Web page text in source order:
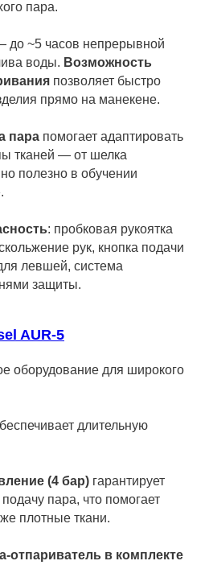
пара.
до ~5 часов непрерывной
воды. Возможность
позволяет быстро
прямо на манекене.
пара помогает адаптировать
тканей — от шелка
полезно в обучении
: пробковая рукоятка
рук, кнопка подачи
левшей, система
защиты.
AUR-5
оборудование для широкого
длительную
(4 бар) гарантирует
пара, что помогает
плотные ткани.
отпариватель в комплекте